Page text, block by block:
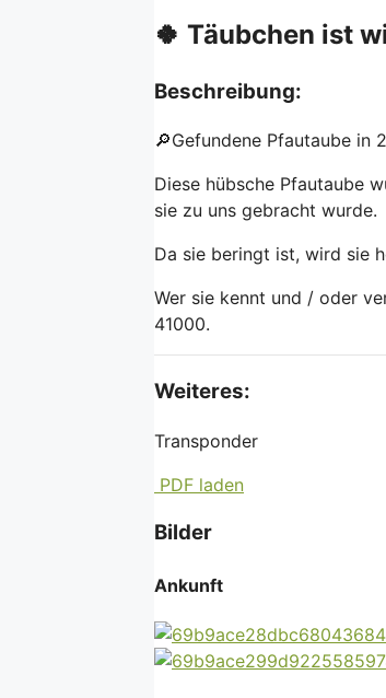
🍀 Täubchen ist
Beschreibung:
🔎Gefundene Pfautaube in
Diese hübsche Pfautaube
sie zu uns gebracht wurde.
Da sie beringt ist, wird sie
Wer sie kennt und / oder
41000.
Weiteres:
Transponder
PDF laden
Bilder
Ankunft